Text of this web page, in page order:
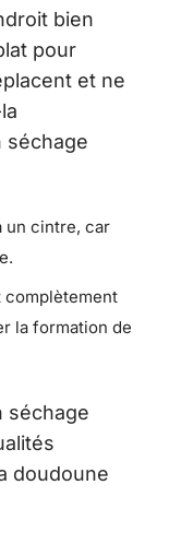
bien
pour
et ne
séchage
un cintre, car
complètement
la formation de
séchage
doudoune